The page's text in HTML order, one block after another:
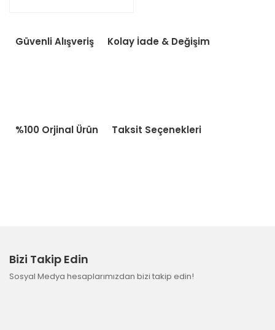
Güvenli Alışveriş Kolay İade & Değişim
%100 Orjinal Ürün Taksit Seçenekleri
Bizi Takip Edin
Sosyal Medya hesaplarımızdan bizi takip edin!